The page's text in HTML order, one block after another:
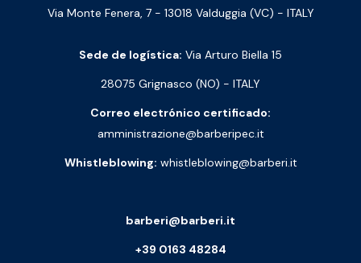
Via Monte Fenera, 7 - 13018 Valduggia (VC) - ITALY
Sede de logística: Via Arturo Biella 15
28075 Grignasco (NO) - ITALY
Correo electrónico certificado:
amministrazione@barberipec.it
Whistleblowing: whistleblowing@barberi.it
barberi@barberi.it
+39 0163 48284